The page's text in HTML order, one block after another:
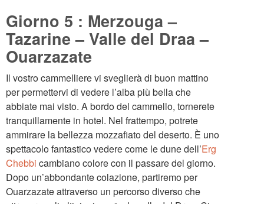
Giorno 5 : Merzouga –
Tazarine – Valle del Draa –
Ouarzazate
Il vostro cammelliere vi sveglierà di buon mattino
per permettervi di vedere l’alba più bella che
abbiate mai visto. A bordo del cammello, tornerete
tranquillamente in hotel. Nel frattempo, potrete
ammirare la bellezza mozzafiato del deserto. È uno
spettacolo fantastico vedere come le dune dell’Erg
Chebbi cambiano colore con il passare del giorno.
Dopo un’abbondante colazione, partiremo per
Ouarzazate attraverso un percorso diverso che